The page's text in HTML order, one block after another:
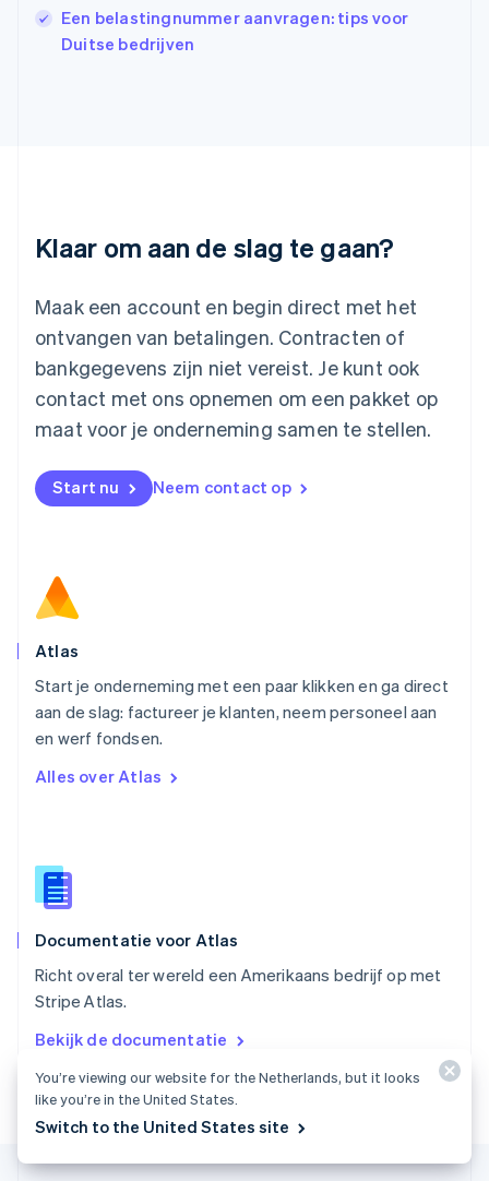
Een belastingnummer aanvragen: tips voor
Duitse bedrijven
Klaar om aan de slag te gaan?
Maak een account en begin direct met het
ontvangen van betalingen. Contracten of
bankgegevens zijn niet vereist. Je kunt ook
contact met ons opnemen om een pakket op
maat voor je onderneming samen te stellen.
Start nu Neem contact op
Atlas
Start je onderneming met een paar klikken en ga direct
aan de slag: factureer je klanten, neem personeel aan
en werf fondsen.
Alles over Atlas
Documentatie voor Atlas
Richt overal ter wereld een Amerikaans bedrijf op met
Stripe Atlas.
Bekijk de documentatie
日本語English
Kroatië
FrançaisDeutschEnglish
English
Malta
English
Mexico
Nederland
NederlandsEnglish
English
Noorwegen
English
Portugal
Português
English
Singapore
English简体中文
EnglishItaliano
Español
Thailand
Tsjechië
Vasteland van China
简体中文English
English
Verenigde Arabische Emiraten
English
English Español 简体中文
Zweden
You’re viewing our website for the Netherlands, but it looks
like you’re in the United States.
Switch to the United States site